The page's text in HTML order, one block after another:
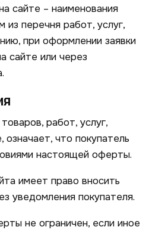
сайте – наименования
из перечня работ, услуг,
при оформлении заявки
сайте или через
работ, услуг,
что покупатель
настоящей оферты.
имеет право вносить
уведомления покупателя.
не ограничен, если иное